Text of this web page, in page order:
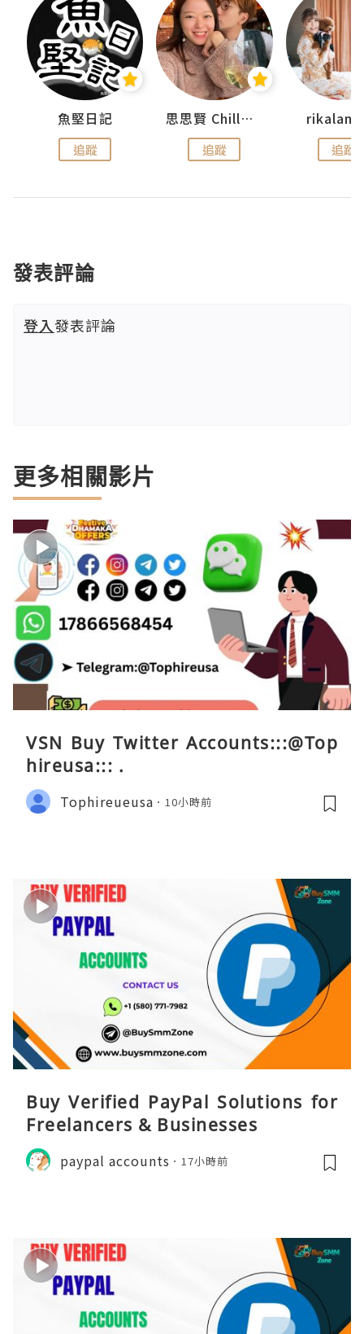
魚堅日記
追蹤
思思賢 ChillMyBabe
追蹤 追蹤
發表評論
登入發表評論
更多相關影片
VSN Buy Twitter Accounts:::@Top
hireusa::: .
Tophireueusa 10小時前
Buy Verified PayPal Solutions for
Freelancers & Businesses
paypal accounts 17小時前